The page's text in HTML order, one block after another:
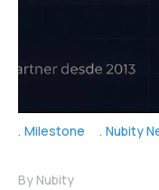
Milestone Nubity
By Nubity